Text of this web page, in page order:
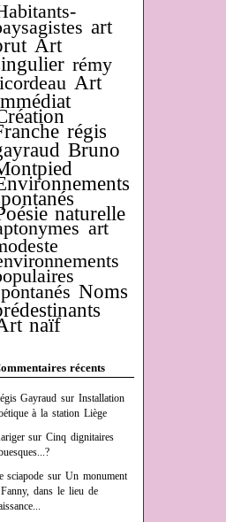
art
Art
rémy
Art
régis
Bruno
naturelle
art
Noms
naïf
récents
Gayraud surInstallation
à la station Liège
surCinq dignitaires
sciapode surUn monument
dans le lieu de